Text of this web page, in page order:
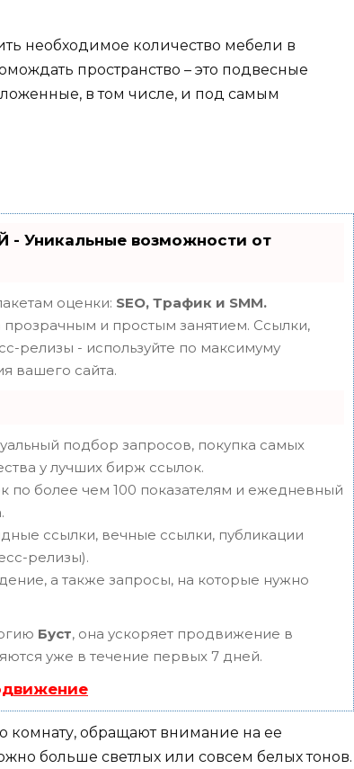
необходимое количество мебели в
пространство – это подвесные
в том числе, и под самым
Уникальные возможности от
оценки: SEO, Трафик и SMM.
и простым занятием. Ссылки,
релизы - используйте по максимуму
вашего сайта.
подбор запросов, покупка самых
у лучших бирж ссылок.
по более чем 100 показателям и ежедневный
ссылки, вечные ссылки, публикации
релизы).
а также запросы, на которые нужно
Буст, она ускоряет продвижение в
уже в течение первых 7 дней.
комнату, обращают внимание на ее
больше светлых или совсем белых тонов.